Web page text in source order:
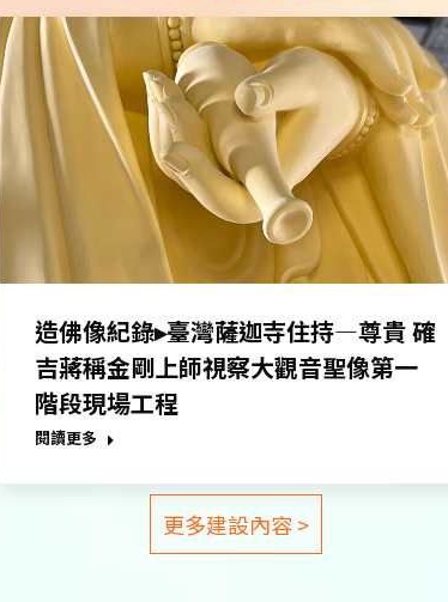
造佛像紀錄▸臺灣薩迦寺住持—尊貴 確
吉蔣稱金剛上師視察大觀音聖像第一
階段現場工程
閱讀更多
更多建設內容 >